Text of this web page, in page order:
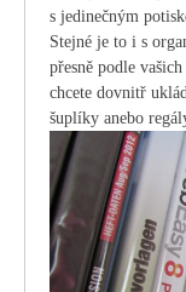
s jedinečným
Stejné je to i s
přesně podle
chcete dovnitř
šuplíky anebo